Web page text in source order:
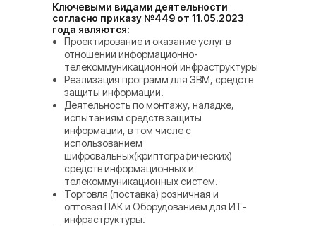
Проектирование и оказание услуг в
отношении информационно-
телекоммуникационной инфраструктуры
Реализация программ для ЭВМ, средств
защиты информации.
Деятельность по монтажу, наладке,
испытаниям средств защиты
информации, в том числе с
использованием
шифровальных(криптографических)
средств информационных и
телекоммуникационных систем.
Торговля (поставка) розничная и
оптовая ПАК и Оборудованием для ИТ-
инфраструктуры.
Ключевыми видами деятельности
согласно приказу №449 от 11.05.2023
года являются: